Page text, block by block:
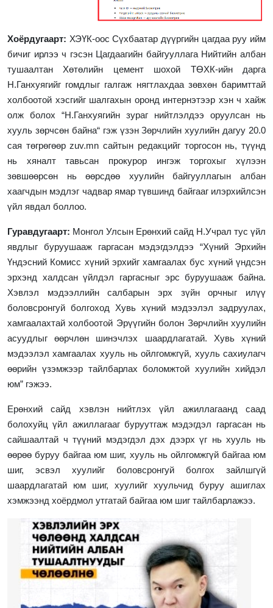
Хоёрдугаарт: ХЭҮК-оос Сүхбаатар дүүргийн цагдаа руу ийм
бичиг ирлээ ч гэсэн Цагдаагийн байгууллага Нийтийн албан
тушаалтан Хөтөлийн цемент шохой ТӨХК-ийн дарга
Н.Ганхуягийг гомдлыг галгаж нягтлахдаа зөвхөн баримттай
холбоотой хэсгийг шалгахын оронд интернэтээр хэн ч хайж
олж болох “Н.Ганхуягийн зураг нийтлэлдээ оруулсан нь
хууль зөрчсөн байна“ гэж үзэн Зөрчлийн хуулийн дагуу 20.0
сая төгрөгөөрzuv.mn сайтын редакцийг торгосон нь, түүнд
нь хяналт тавьсан прокурор ингэж торгохыг хүлээн
зөвшөөрсөн нь өөрсдөө хуулийн байгууллагын албан
хаагчдын мэдлэг чадвар ямар түвшинд байгааг илэрхийлсэн
үйл явдал боллоо.
Гуравдугаарт: Монгол Улсын Ерөнхий сайд Н.Учрал тус үйл
явдлыг буруушааж гаргасан мэдэгдэлдээ “Хүний Эрхийн
Үндэсний Комисс хүний эрхийг хамгаалах бус хүний үндсэн
эрхэнд халдсан үйлдэл гаргасныг эрс буруушааж байна.
Хэвлэл мэдээллийн салбарын эрх зүйн орчныг илүү
боловсронгуй болгоход Хувь хүний мэдээлэл задруулах,
хамгаалахтай холбоотой Эрүүгийн болон Зөрчлийн хуулийн
асуудлыг өөрчлөн шинэчлэх шаардлагатай.
Хувь хүний
мэдээлэл хамгаалах хууль нь ойлгомжгүй, хууль сахиулагч
өөрийн үзэмжээр тайлбарлах боломжтой хуулийн хийдэл
юм” гэжээ.
Ерөнхий сайд хэвлэн нийтлэх үйл ажиллагаанд саад
болохуйц үйл ажиллагааг буруутгаж мэдэгдэл гаргасан нь
сайшаалтай ч түүний мэдэгдэл дэх дээрх үг ньхууль нь
өөрөө буруу байгаа юм шиг, хууль нь ойлгомжгүй байгаа юм
шиг, эсвэл хуулийг боловсронгуй болгох зайлшгүй
шаардлагатай юм шиг, хуулийг хуульчид буруу ашиглах
хэмжээнд хоёрдмол утгатай байгаа юм шиг тайлбарлажээ.